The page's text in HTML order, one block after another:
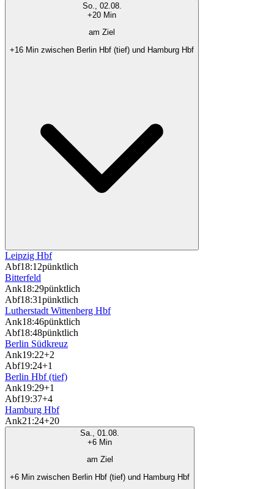
So., 02.08.
+20 Min
am Ziel
+16 Min zwischen Berlin Hbf (tief) und Hamburg Hbf
Leipzig Hbf
Abf18:12pünktlich
Bitterfeld
Ank18:29pünktlich
Abf18:31pünktlich
Lutherstadt Wittenberg Hbf
Ank18:46pünktlich
Abf18:48pünktlich
Berlin Südkreuz
Ank19:22+2
Abf19:24+1
Berlin Hbf (tief)
Ank19:29+1
Abf19:37+4
Hamburg Hbf
Ank21:24+20
Sa., 01.08.
+6 Min
am Ziel
+6 Min zwischen Berlin Hbf (tief) und Hamburg Hbf